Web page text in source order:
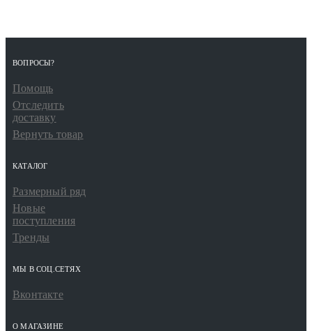
ВОПРОСЫ?
Помощь
Отследить
доставку
Вернуть товар
КАТАЛОГ
Размерный ряд
Новые
поступления
Тренды
МЫ В СОЦ.СЕТЯХ
Вконтакте
О МАГАЗИНЕ